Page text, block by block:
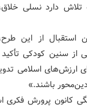
تلاش دارد نسلی
از این
از سنین کودکی
ارزش‌های اسلامی
باشند.»
کانون پرورش فکری